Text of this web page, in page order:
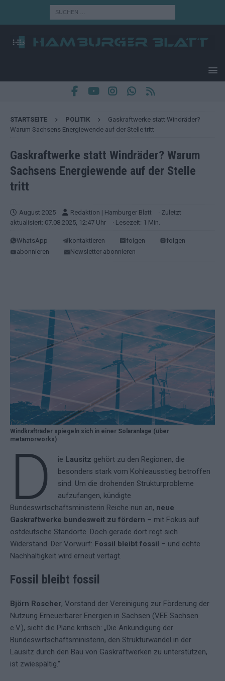
STARTSEITE POLITIK
Gaskraftwerke statt Windräder?
Warum Sachsens Energiewende auf der Stelle tritt
Gaskraftwerke statt Windräder? Warum
Sachsens Energiewende auf der Stelle
tritt
August 2025 Redaktion | Hamburger Blatt
· Zuletzt
aktualisiert: 07.08.2025, 12:47 Uhr
· Lesezeit: 1 Min.
WhatsApp kontaktieren folgen
folgen
abonnieren
Newsletter abonnieren
Windkrafträder spiegeln sich in einer Solaranlage (über
metamorworks)
D ie Lausitz gehört zu den Regionen, die
besonders stark vom Kohleausstieg betroffen
sind. Um die drohenden Strukturprobleme
aufzufangen, kündigte
Bundeswirtschaftsministerin Reiche nun an, neue
Gaskraftwerke bundesweit zu fördern – mit Fokus auf
ostdeutsche Standorte. Doch gerade dort regt sich
Widerstand. Der Vorwurf: Fossil bleibt fossil – und echte
Nachhaltigkeit wird erneut vertagt.
Fossil bleibt fossil
Björn Roscher, Vorstand der Vereinigung zur Förderung der
Nutzung Erneuerbarer Energien in Sachsen (VEE Sachsen
e.V.), sieht die Pläne kritisch: „Die Ankündigung der
Bundeswirtschaftsministerin, den Strukturwandel in der
Lausitz durch den Bau von Gaskraftwerken zu unterstützen,
ist zwiespältig.“